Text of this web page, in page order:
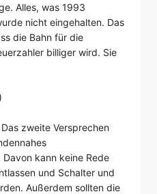
Alles, was 1993
nicht eingehalten. Das
die Bahn für die
billiger wird. Sie
zweite Versprechen
kann keine Rede
und Schalter und
Außerdem sollten die